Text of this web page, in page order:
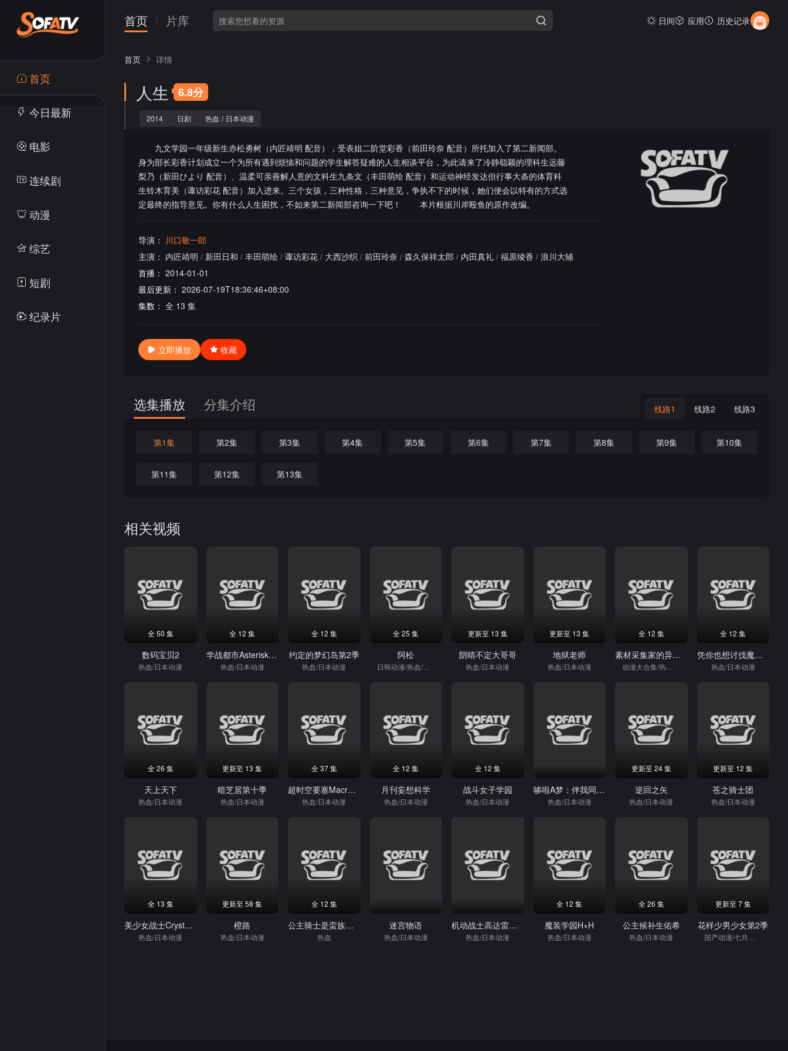
首页
今日最新
电影
连续剧
动漫
综艺
短剧
纪录片
首页 片库 日间 应用 历史记录
首页 详情
人生 6.8分
2014 日剧 热血 / 日本动漫
九文学园一年级新生赤松勇树（内匠靖明 配音），受表姐二阶堂彩香（前田玲奈 配音）所托加入了第二新闻部。
身为部长彩香计划成立一个为所有遇到烦恼和问题的学生解答疑难的人生相谈平台，为此请来了冷静聪颖的理科生远藤
梨乃（新田ひより 配音）、温柔可亲善解人意的文科生九条文（丰田萌绘 配音）和运动神经发达但行事大条的体育科
生铃木育美（诹访彩花 配音）加入进来。三个女孩，三种性格，三种意见，争执不下的时候，她们便会以特有的方式选
定最终的指导意见。你有什么人生困扰，不如来第二新闻部咨询一下吧！ 本片根据川岸殴鱼的原作改编。
导演： 川口敬一郎
主演： 内匠靖明 / 新田日和 / 丰田萌绘 / 诹访彩花 / 大西沙织 / 前田玲奈 / 森久保祥太郎 / 内田真礼 / 福原绫香 / 浪川大辅
首播： 2014-01-01
最后更新： 2026-07-19T18:36:46+08:00
集数： 全 13 集
立即播放 收藏
选集播放 分集介绍 线路1 线路2 线路3
第1集 第2集 第3集 第4集 第5集 第6集 第7集 第8集 第9集 第10集
第11集 第12集 第13集
相关视频
全 50 集
数码宝贝2
热血/日本动漫
全 12 集
学战都市Asterisk第二季
热血/日本动漫
全 12 集
约定的梦幻岛第2季
热血/日本动漫
全 25 集
阿松
日韩动漫/热血/爆笑
更新至 13 集
阴晴不定大哥哥
热血/日本动漫
更新至 13 集
地狱老师
热血/日本动漫
全 12 集
素材采集家的异世界旅行记
全 12 集
凭你也想讨伐魔王被勇者小队逐出队伍只好在王都生活
热血/日本动漫
全 26 集
天上天下
热血/日本动漫
更新至 13 集
暗芝居第十季
热血/日本动漫
全 37 集
超时空要塞Macross
热血/日本动漫
全 12 集
月刊妄想科学
热血/日本动漫
全 12 集
战斗女子学园
热血/日本动漫
哆啦A梦：伴我同行2
热血/日本动漫
更新至 24 集
逆回之矢
热血/日本动漫
更新至 12 集
苍之骑士团
热血/日本动漫
全 13 集
美少女战士Crystal第三季死亡变种篇
热血/日本动漫
更新至 58 集
橙路
热血/日本动漫
全 12 集
公主骑士是蛮族的新娘
热血
迷宫物语
热血/日本动漫
机动战士高达雷霆宙域BANDITFLOWER
热血/日本动漫
全 12 集
魔装学园H×H
热血/日本动漫
全 26 集
公主候补生佑希
热血/日本动漫
更新至 7 集
花样少男少女第2季